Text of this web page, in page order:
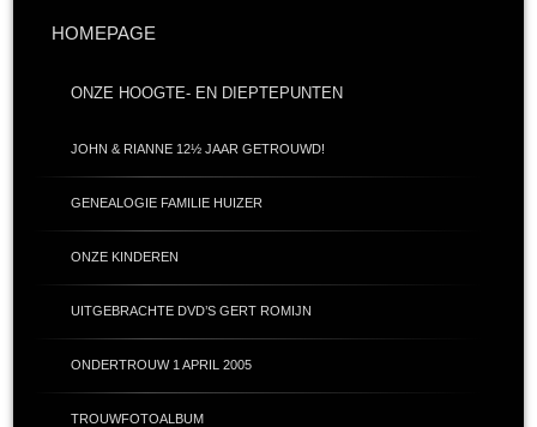
HOMEPAGE
ONZE HOOGTE- EN DIEPTEPUNTEN
JOHN & RIANNE 12½ JAAR GETROUWD!
GENEALOGIE FAMILIE HUIZER
ONZE KINDEREN
UITGEBRACHTE DVD’S GERT ROMIJN
ONDERTROUW 1 APRIL 2005
TROUWFOTOALBUM